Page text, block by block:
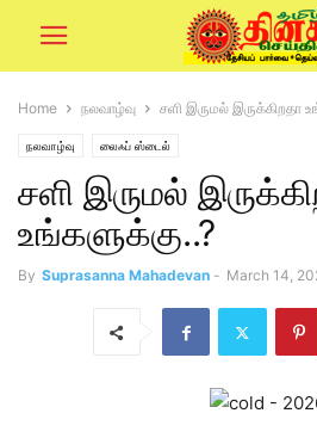
Home நலவாழ்வு சளி இருமல் இருக்கிறதா
நலவாழ்வு லைஃப் ஸ்டைல்
சளி இருமல்
உங்களுக்கு..?
By Suprasanna Mahadevan - March 14,